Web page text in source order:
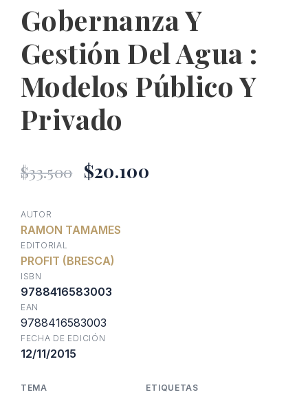
Gobernanza Y
Gestión Del Agua :
Modelos Público Y
Privado
$33.500 El
original
era:
$33.500.
$20.100
AUTOR
RAMON TAMAMES
EDITORIAL
PROFIT (BRESCA)
ISBN
9788416583003
EAN
9788416583003
FECHA DE EDICIÓN
12/11/2015
TEMA ETIQUETAS